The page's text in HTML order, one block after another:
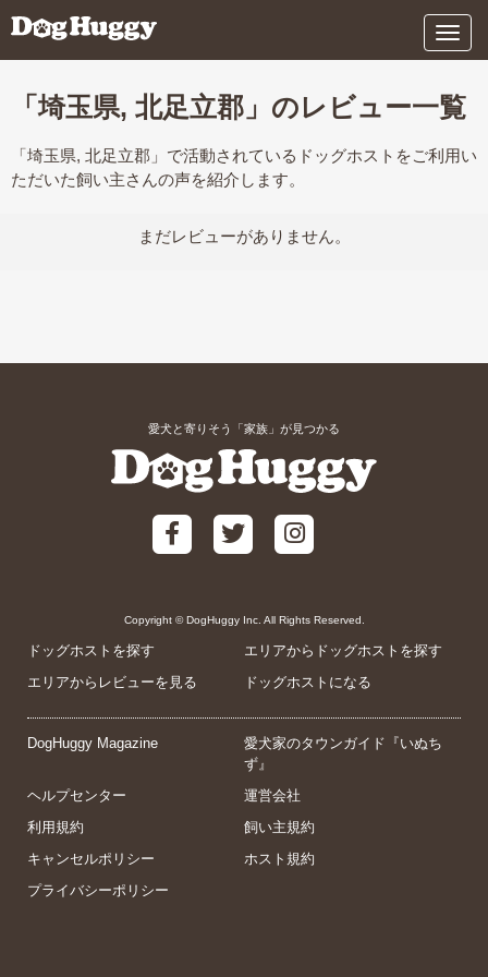
メ
ニ
ー
「埼玉県, 北足立郡」のレビュー一覧
「埼玉県, 北足立郡」で活動されているドッグホストをご利用い
ただいた飼い主さんの声を紹介します。
まだレビューがありません。
愛犬と寄りそう「家族」が見つかる
Copyright © DogHuggy Inc. All Rights Reserved.
ドッグホストを探す
エリアからドッグホストを探す
エリアからレビューを見る
ドッグホストになる
DogHuggy Magazine
愛犬家のタウンガイド『いぬち
ず』
ヘルプセンター
運営会社
利用規約
飼い主規約
キャンセルポリシー
ホスト規約
プライバシーポリシー